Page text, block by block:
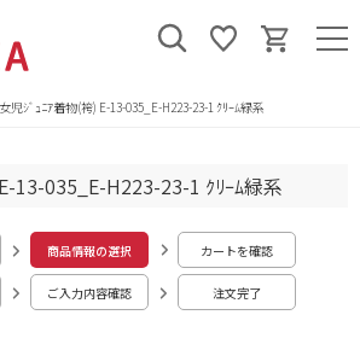
女児ｼﾞｭﾆｱ着物(袴) E-13-035_E-H223-23-1 ｸﾘｰﾑ緑系
13-035_E-H223-23-1 ｸﾘｰﾑ緑系
商品情報の選択 カートを確認
ご入力内容確認 注文完了